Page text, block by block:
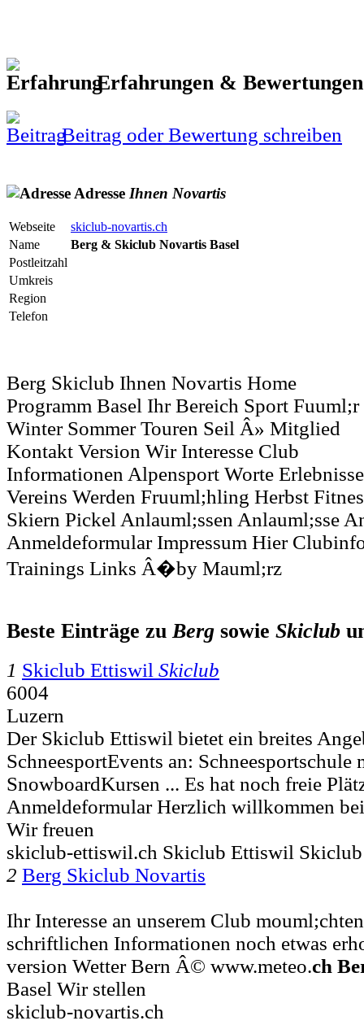
Erfahrungen &
Beitrag oder Bewertung schreiben
Adresse Ihnen Novartis
Webseite
skiclub-novartis.ch
Name
Berg & Skiclub Novartis Basel
Postleitzahl
Umkreis
Region
Telefon
Berg Skiclub Ihnen Novartis Home
Programm Basel Ihr Bereich Sport Fuuml;r
Winter Sommer Touren Seil Â» Mitglied
Kontakt Version Wir Interesse Club
Informationen Alpensport Worte
Vereins Werden Fruuml;hling Herbst
Skiern Pickel Anlauml;ssen Anlauml;sse
Anmeldeformular Impressum Hier
Trainings Links Â�by Mauml;rz
Beste Einträge zuBerg sowie Skiclub
1 Skiclub Ettiswil Skiclub
6004
Luzern
Der Skiclub Ettiswil bietet ein breites
SchneesportEvents an: Schneesportschule
SnowboardKursen ... Es hat noch freie
Anmeldeformular Herzlich willkommen
Wir freuen
skiclub-ettiswil.ch Skiclub Ettiswil
2 Berg Skiclub Novartis
Ihr Interesse an unserem Club
schriftlichen Informationen noch etwas
version Wetter Bern Â© www.meteo.ch
Basel Wir stellen
skiclub-novartis.ch